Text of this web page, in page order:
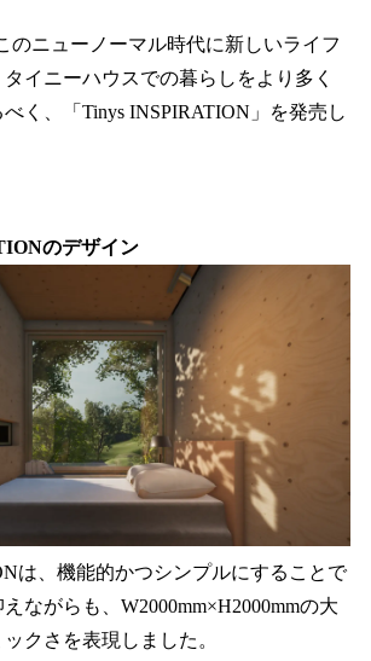
のニューノーマル時代に新しいライフ
イニーハウスでの暮らしをより多く
く、「Tinys INSPIRATION」を発売し
のデザイン
は、機能的かつシンプルにすることで
ながらも、W2000mm×H2000mmの大
クさを表現しました。